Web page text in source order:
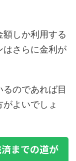
しか利用する
はさらに金利が
のであれば目
よいでしょ
までの道が